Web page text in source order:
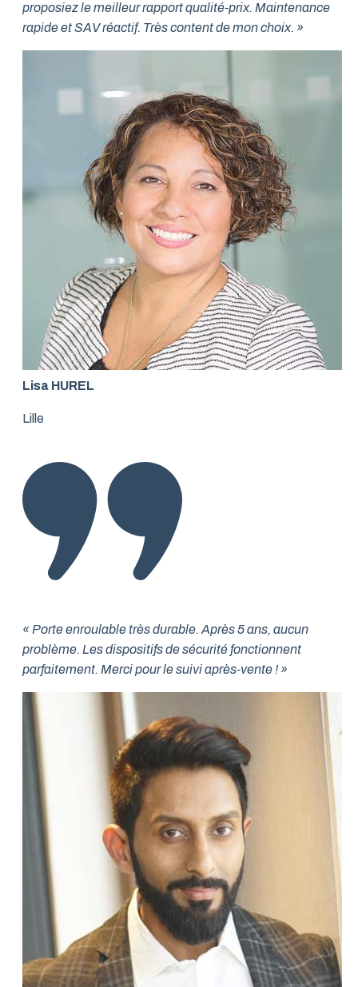
proposiez le meilleur rapport qualité-prix. Maintenance
rapide et SAV réactif. Très content de mon choix. »
Lisa HUREL
Lille
« Porte enroulable très durable. Après 5 ans, aucun
problème. Les dispositifs de sécurité fonctionnent
parfaitement. Merci pour le suivi après-vente ! »